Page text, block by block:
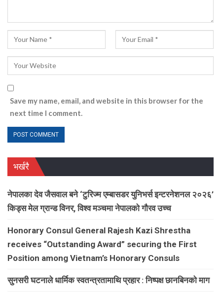
Save my name, email, and website in this browser for the
next time I comment.
भर्खरै
नेपालका देव जैसवाल बने ‘टुरिज्म एम्बासडर युनिभर्स इन्टरनेशनल २०२६’
किड्स मेल ग्रान्ड विनर, विश्व मञ्चमा नेपालको गौरव उच्च
Honorary Consul General Rajesh Kazi Shrestha
receives “Outstanding Award” securing the First
Position among Vietnam’s Honorary Consuls
सुनसरी घटनाले धार्मिक स्वतन्त्रतामाथि प्रहार : निष्पक्ष छानबिनको माग